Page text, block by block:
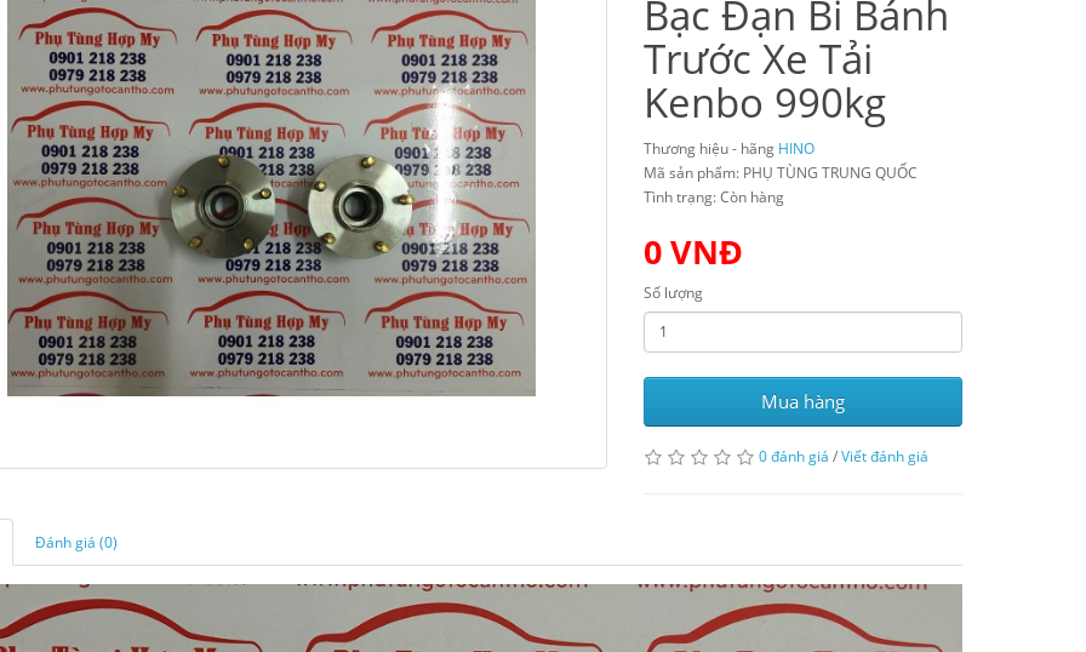
Bạc Đạn Bi Bánh
Trước Xe Tải
Kenbo 990kg
Thương hiệu - hãng HINO
Mã sản phẩm: PHỤ TÙNG TRUNG QUỐC
Tình trạng: Còn hàng
0 VNĐ
Số lượng
Mua hàng
0 đánh giá /Viết đánh giá
Đánh giá (0)